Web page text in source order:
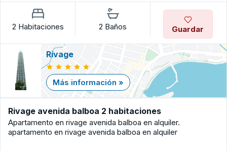
2 Habitaciones 2 Baños Guardar
Rivage
Más información »
Rivage avenida balboa 2 habitaciones
Apartamento en rivage avenida balboa en alquiler.
apartamento en rivage avenida balboa en alquiler